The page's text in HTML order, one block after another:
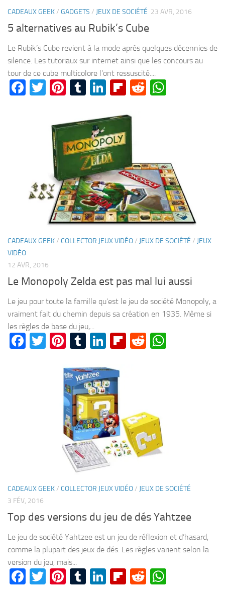
CADEAUX GEEK/ GADGETS / JEUX DE SOCIÉTÉ 23 AVR, 2016
5 alternatives au Rubik’s Cube
Le Rubik’s Cube revient à la mode après quelques décennies de
silence. Les tutoriaux sur internet ainsi que les concours au
tour de ce cube multicolore l’ont ressuscité....
Facebook
Twitter
Pinterest
Tumblr
LinkedIn
Flipboard
Reddit
CADEAUX GEEK/ COLLECTOR JEUX VIDÉO/ JEUX DE SOCIÉTÉ / JEUX
VIDÉO
12 AVR, 2016
Le Monopoly Zelda est pas mal lui aussi
Le jeu pour toute la famille qu’est le jeu de société Monopoly, a
vraiment fait du chemin depuis sa création en 1935. Même si
les règles de base du jeu,...
Facebook
Twitter
Pinterest
Tumblr
LinkedIn
Flipboard
Reddit
CADEAUX GEEK/ COLLECTOR JEUX VIDÉO/ JEUX DE SOCIÉTÉ
3 FÉV, 2016
Top des versions du jeu de dés Yahtzee
Le jeu de société Yahtzee est un jeu de réflexion et d’hasard,
comme la plupart des jeux de dés. Les règles varient selon la
version du jeu, mais...
Facebook
Twitter
Pinterest
Tumblr
LinkedIn
Flipboard
Reddit